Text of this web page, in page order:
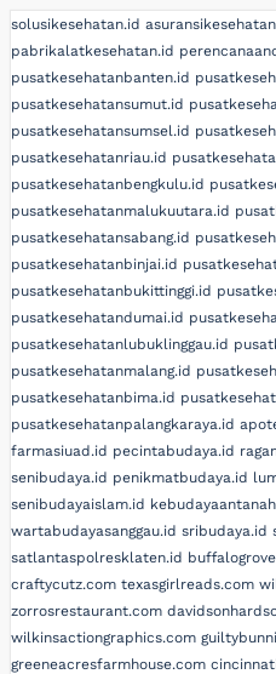
solusikesehatan.id
pabrikalatkesehatan.id
pusatkesehatanbanten.id
pusatkesehatansumut.id
pusatkesehatansumsel.id
pusatkesehatanriau.id
pusatkesehatanbengkulu.id
pusatkesehatanmalukuutara.id
pusatkesehatansabang.id
pusatkesehatanbinjai.id
pusatkesehatanbukittinggi.id
pusatkesehatandumai.id
pusatkesehatanlubuklinggau.id
pusatkesehatanmalang.id
pusatkesehatanbima.id
pusatkesehatanpalangkaraya.id
farmasiuad.id pecintabudaya.id
senibudaya.id penikmatbudaya.id
senibudayaislam.id
wartabudayasanggau.id sribudaya.id
satlantaspolresklaten.id
craftycutz.com texasgirlreads.com
zorrosrestaurant.com
wilkinsactiongraphics.com
greeneacresfarmhouse.com